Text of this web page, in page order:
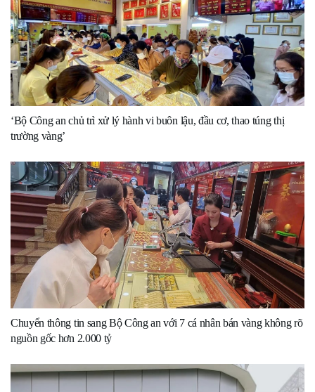
‘Bộ Công an chủ trì xử lý hành vi buôn lậu, đầu cơ, thao túng thị
trường vàng’
Chuyển thông tin sang Bộ Công an với 7 cá nhân bán vàng không rõ
nguồn gốc hơn 2.000 tỷ